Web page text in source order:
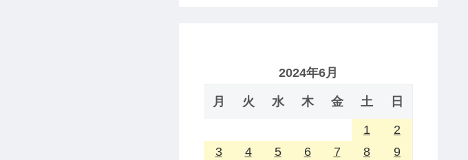
2024年6月
月 火 水 木 金 土 日
1
2
3
4 5 6 7 8
9